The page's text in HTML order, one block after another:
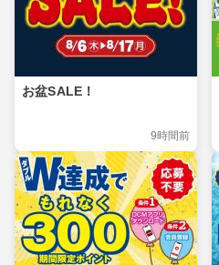
お盆SALE！
9時間前